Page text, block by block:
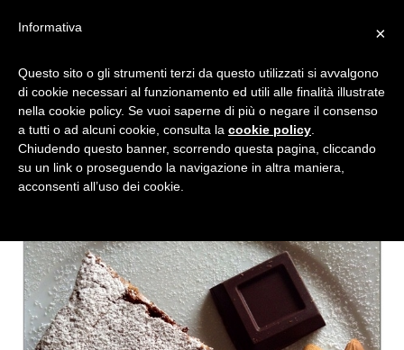
LASCIANDOSI ISPIRARE DA
MANDORLE E CIOCCOLATO
×
Informativa
Questo sito o gli strumenti terzi da questo utilizzati si avvalgono
di cookie necessari al funzionamento ed utili alle finalità illustrate
nella cookie policy. Se vuoi saperne di più o negare il consenso
a tutti o ad alcuni cookie, consulta la cookie policy
Chiudendo questo banner, scorrendo questa pagina, cliccando
su un link o proseguendo la navigazione in altra maniera,
acconsenti all’uso dei cookie.